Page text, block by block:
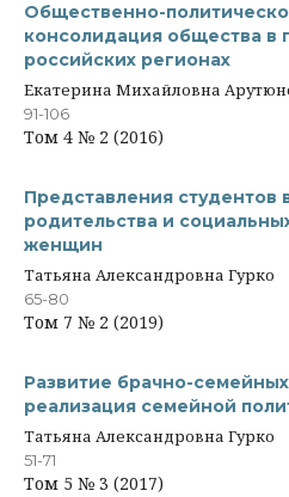
Общественно-
консолидация общества в
российских регионах
Екатерина Михайловна
91-106
Том 4 № 2 (2016)
Представления студентов
родительства и
женщин
Татьяна Александровна Гурко
65-80
Том 7 № 2 (2019)
Развитие брачно-
реализация семейной
Татьяна Александровна Гурко
51-71
Том 5 № 3 (2017)